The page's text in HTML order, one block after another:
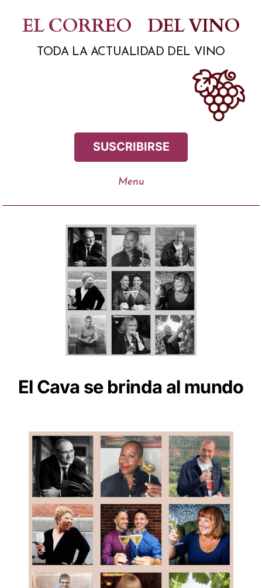
contenido
EL CORREO DEL VINO
TODA LA ACTUALIDAD DEL VINO
SUSCRIBIRSE
El Cava se brinda al mundo